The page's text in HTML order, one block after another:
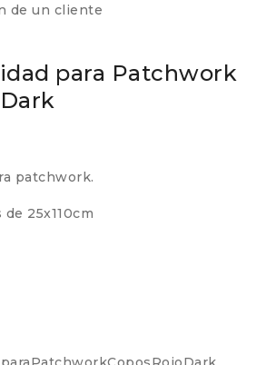
de un cliente
para Patchwork
patchwork.
25x110cm